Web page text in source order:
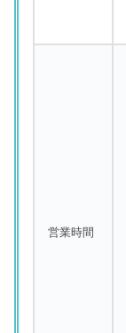
営業時間